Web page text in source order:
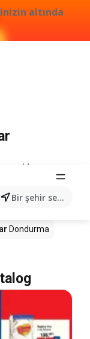
altında
Bir şehir seçin
Gürmar
Pizza
Dondurma